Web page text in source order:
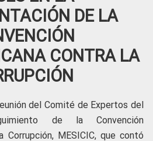
DE LA
CONTRA LA
del Comité de Expertos del
de la Convención
Corrupción, MESICIC, que contó